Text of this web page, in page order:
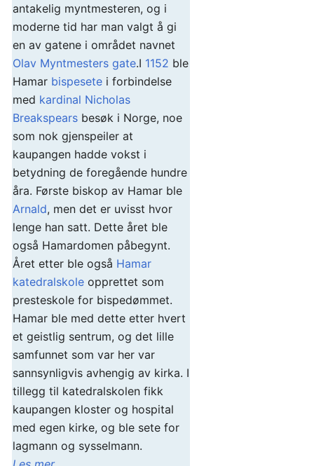
antakelig myntmesteren, og i
moderne tid har man valgt å gi
en av gatene i området navnet
Olav Myntmesters gate.I 1152 ble
Hamar bispesete i forbindelse
med kardinal Nicholas
Breakspears besøk i Norge, noe
som nok gjenspeiler at
kaupangen hadde vokst i
betydning de foregående hundre
åra. Første biskop av Hamar ble
Arnald, men det er uvisst hvor
lenge han satt. Dette året ble
også Hamardomen påbegynt.
Året etter ble også Hamar
katedralskole opprettet som
presteskole for bispedømmet.
Hamar ble med dette etter hvert
et geistlig sentrum, og det lille
samfunnet som var her var
sannsynligvis avhengig av kirka. I
tillegg til katedralskolen fikk
kaupangen kloster og hospital
med egen kirke, og ble sete for
lagmann og sysselmann.